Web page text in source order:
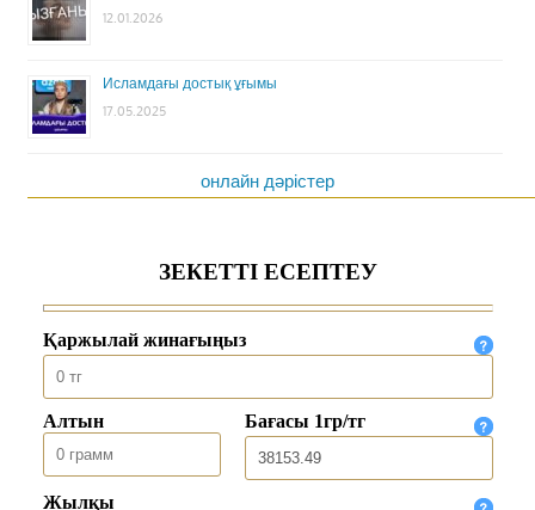
12.01.2026
Исламдағы достық ұғымы
17.05.2025
онлайн дәрістер